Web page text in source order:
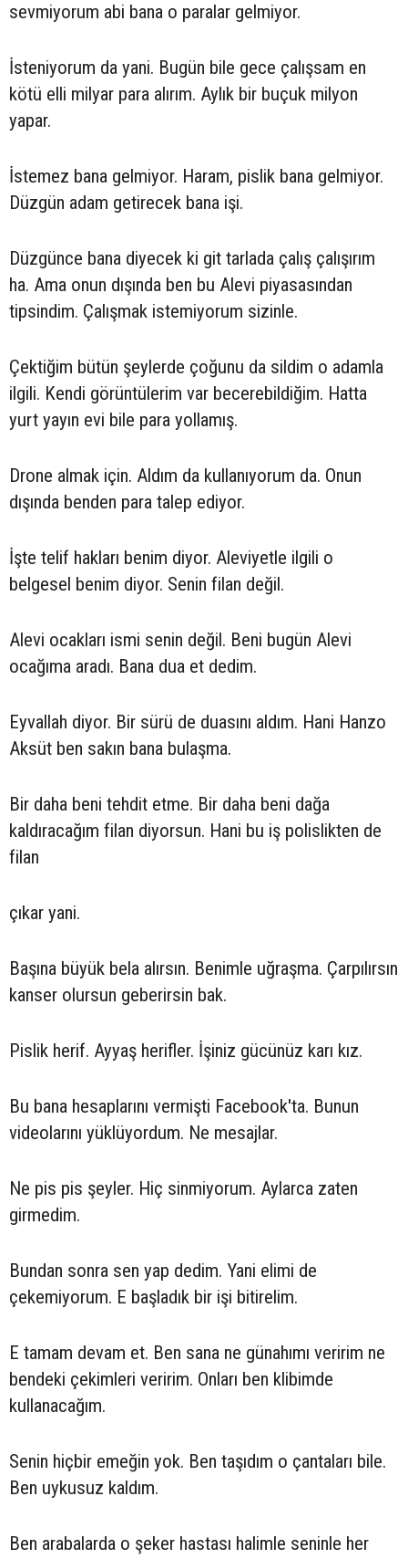
sevmiyorum abi bana o paralar gelmiyor.
İsteniyorum da yani. Bugün bile gece çalışsam en
kötü elli milyar para alırım. Aylık bir buçuk milyon
yapar.
İstemez bana gelmiyor. Haram, pislik bana gelmiyor.
Düzgün adam getirecek bana işi.
Düzgünce bana diyecek ki git tarlada çalış çalışırım
ha. Ama onun dışında ben bu Alevi piyasasından
tipsindim. Çalışmak istemiyorum sizinle.
Çektiğim bütün şeylerde çoğunu da sildim o adamla
ilgili. Kendi görüntülerim var becerebildiğim. Hatta
yurt yayın evi bile para yollamış.
Drone almak için. Aldım da kullanıyorum da. Onun
dışında benden para talep ediyor.
İşte telif hakları benim diyor. Aleviyetle ilgili o
belgesel benim diyor. Senin filan değil.
Alevi ocakları ismi senin değil. Beni bugün Alevi
ocağıma aradı. Bana dua et dedim.
Eyvallah diyor. Bir sürü de duasını aldım. Hani Hanzo
Aksüt ben sakın bana bulaşma.
Bir daha beni tehdit etme. Bir daha beni dağa
kaldıracağım filan diyorsun. Hani bu iş polislikten de
filan
çıkar yani.
Başına büyük bela alırsın. Benimle uğraşma. Çarpılırsın
kanser olursun geberirsin bak.
Pislik herif. Ayyaş herifler. İşiniz gücünüz karı kız.
Bu bana hesaplarını vermişti Facebook'ta. Bunun
videolarını yüklüyordum. Ne mesajlar.
Ne pis pis şeyler. Hiç sinmiyorum. Aylarca zaten
girmedim.
Bundan sonra sen yap dedim. Yani elimi de
çekemiyorum. E başladık bir işi bitirelim.
E tamam devam et. Ben sana ne günahımı veririm ne
bendeki çekimleri veririm. Onları ben klibimde
kullanacağım.
Senin hiçbir emeğin yok. Ben taşıdım o çantaları bile.
Ben uykusuz kaldım.
Ben arabalarda o şeker hastası halimle seninle her